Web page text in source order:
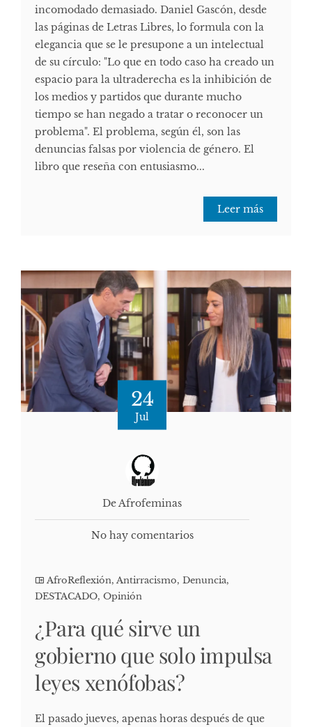
incomodado demasiado. Daniel Gascón, desde
las páginas de Letras Libres, lo formula con la
elegancia que se le presupone a un intelectual
de su círculo: "Lo que en todo caso ha creado un
espacio para la ultraderecha es la inhibición de
los medios y partidos que durante mucho
tiempo se han negado a tratar o reconocer un
problema". El problema, según él, son las
denuncias falsas por violencia de género. El
libro que reseña con entusiasmo...
Leer más
24
Jul
De Afrofeminas
No hay comentarios
AfroReflexión, Antirracismo, Denuncia,
DESTACADO, Opinión
¿Para qué sirve un
gobierno que solo impulsa
leyes xenófobas?
El pasado jueves, apenas horas después de que